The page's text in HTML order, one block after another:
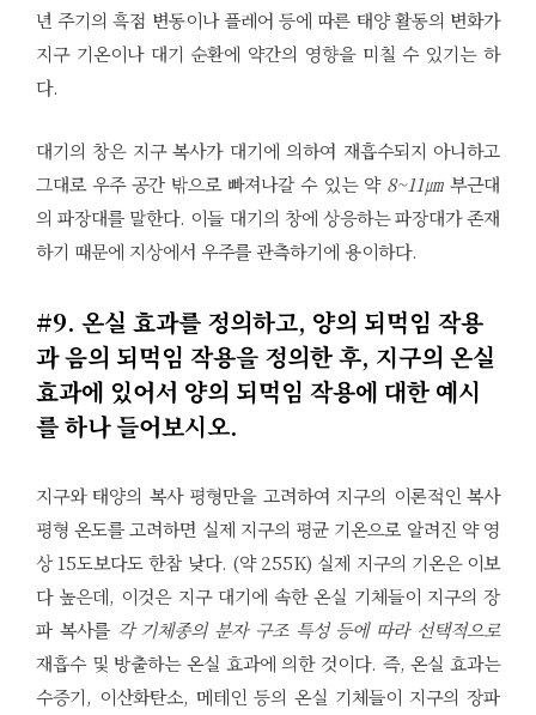
년 주기의 흑점 변동이나 플레어 등에 따른 태양 활동의 변화가
지구 기온이나 대기 순환에 약간의 영향을 미칠 수 있기는 하
다.
대기의 창은 지구 복사가 대기에 의하여 재흡수되지 아니하고
그대로 우주 공간 밖으로 빠져나갈 수 있는 약 8~11㎛부근대
의 파장대를 말한다. 이들 대기의 창에 상응하는 파장대가 존재
하기 때문에 지상에서 우주를 관측하기에 용이하다.
#9. 온실 효과를 정의하고, 양의 되먹임 작용
과 음의 되먹임 작용을 정의한 후, 지구의 온실
효과에 있어서 양의 되먹임 작용에 대한 예시
를 하나 들어보시오.
지구와 태양의 복사 평형만을 고려하여 지구의 이론적인 복사
평형 온도를 고려하면 실제 지구의 평균 기온으로 알려진 약 영
상 15도보다도 한참 낮다. (약 255K) 실제 지구의 기온은 이보
다 높은데, 이것은 지구 대기에 속한 온실 기체들이 지구의 장
파 복사를 각 기체종의 분자 구조 특성 등에 따라 선택적으로
재흡수 및 방출하는 온실 효과에 의한 것이다. 즉, 온실 효과는
수증기, 이산화탄소, 메테인 등의 온실 기체들이 지구의 장파